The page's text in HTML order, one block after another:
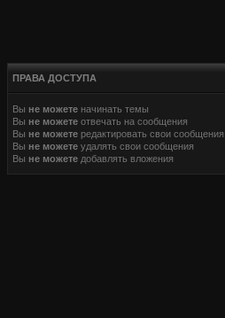
ПРАВА ДОСТУПА
Вы не можетеначинать темы
Вы не можетеотвечать на сообщения
Вы не можетередактировать свои сообщения
Вы не можетеудалять свои сообщения
Вы не можетедобавлять вложения